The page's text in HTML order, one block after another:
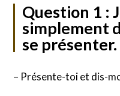
Question 1 :
simplement
se présenter.
– Présente-toi et dis-